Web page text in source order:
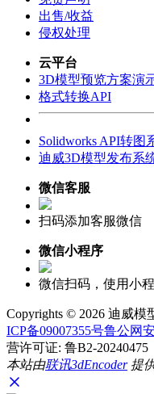
出售/收益
侵权处理
云平台
3D模型预览方案演
格式转换API
Solidworks API转图
迪威3D模型发布系
微信客服
扫码添加客服微信
微信小程序
微信扫码，使用小
Copyrights © 2026 迪威模
ICP备09007355号鲁公网
营许可证: 鲁B2-20240475
本站由联讯3dEncoder提